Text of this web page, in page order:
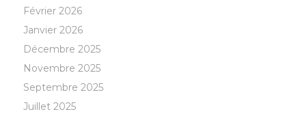
Février 2026
Janvier 2026
Décembre 2025
Novembre 2025
Septembre 2025
Juillet 2025